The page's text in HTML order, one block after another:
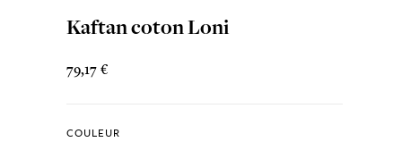
Kaftan coton Loni
79,17 €
COULEUR